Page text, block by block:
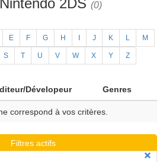
2DS (0)
E F G H J K L M
S T U V W X Y Z
Dévelopeur Genres
correspond à vos critères.
Filtres actifs